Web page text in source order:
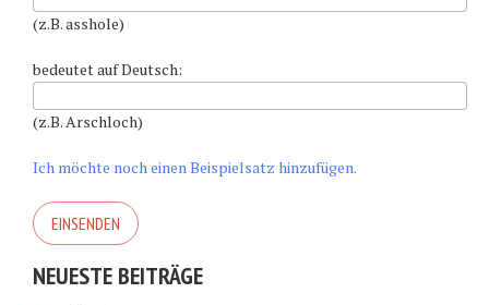
(z.B. asshole)
bedeutet auf Deutsch:
(z.B. Arschloch)
Ich möchte noch einen Beispielsatz hinzufügen.
NEUESTE BEITRÄGE